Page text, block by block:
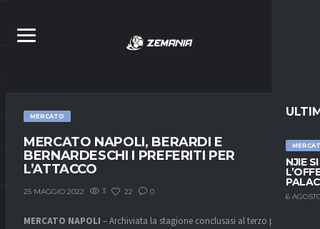
NJIE
6
MERCATO
MERCATO NAPOLI, BERARDI E
BERNARDESCHI I PREFERITI PER
L’ATTACCO
25 MAGGIO 2022 3 22 0
MERCATO NAPOLI – Archiviata la stagione conclusasi al terzo posto,